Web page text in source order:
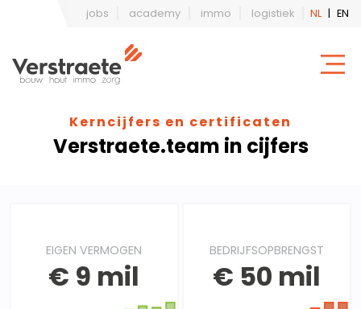
jobs academy immo logistiek NL | EN
Kerncijfers en certificaten
Verstraete.team in cijfers
EIGEN VERMOGEN
€ 9 mil
BEDRIJFSOPBRENGST
€ 50 mil